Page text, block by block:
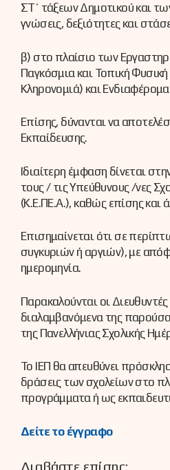
ΣΤ΄ τάξεων Δημοτικού και
γνώσεις, δεξιότητες και
β) στο πλαίσιο των
Παγκόσμια και Τοπική
Κληρονομιά) και
Επίσης, δύνανται να
Εκπαίδευσης.
Ιδιαίτερη έμφαση δίνεται
τους / τις Υπεύθυνους /νες
(Κ.Ε.ΠΕ.Α.), καθώς επίσης και
Επισημαίνεται ότι σε
συγκυριών ή αργιών), με
ημερομηνία.
Παρακαλούνται οι
διαλαμβανόμενα της
της Πανελλήνιας Σχολικής
Το ΙΕΠ θα απευθύνει
δράσεις των σχολείων στο
προγράμματα ή ως
Δείτε το έγγραφο
Διαβάστε επίσης: